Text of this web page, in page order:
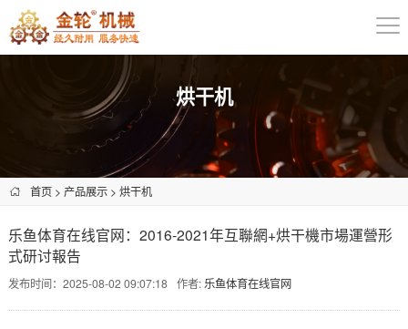
烘干机
首页> 产品展示> 烘干机
乐鱼体育在线官网：2016-2021年互聯網+烘干機市場運營形
式研讨報告
发布时间：2025-08-02 09:07:18 作者: 乐鱼体育在线官网